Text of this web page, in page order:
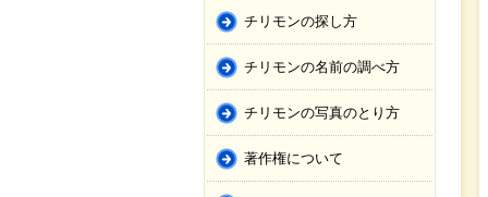
チリモンの探し方
チリモンの名前の調べ方
チリモンの写真のとり方
著作権について